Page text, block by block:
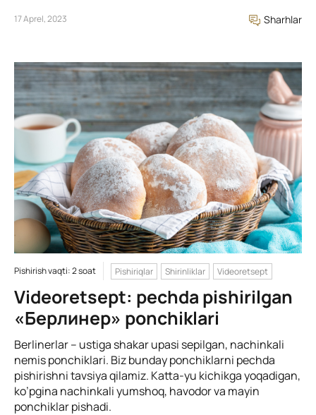
17 Aprel, 2023 Sharhlar
Pishirish vaqti: 2 soat Pishiriqlar Shirinliklar Videoretsept
Videoretsept: pechda pishirilgan
«Берлинер» ponchiklari
Berlinerlar – ustiga shakar upasi sepilgan, nachinkali
nemis ponchiklari. Biz bunday ponchiklarni pechda
pishirishni tavsiya qilamiz. Katta-yu kichikga yoqadigan,
ko’pgina nachinkali yumshoq, havodor va mayin
ponchiklar pishadi.